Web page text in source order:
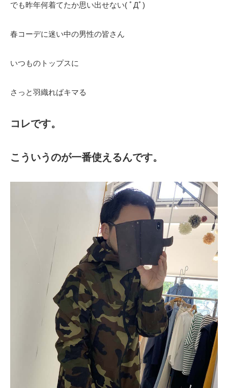
でも昨年何着てたか思い出せない( ﾟДﾟ)
春コーデに迷い中の男性の皆さん
いつものトップスに
さっと羽織ればキマる
コレです。
こういうのが一番使えるんです。